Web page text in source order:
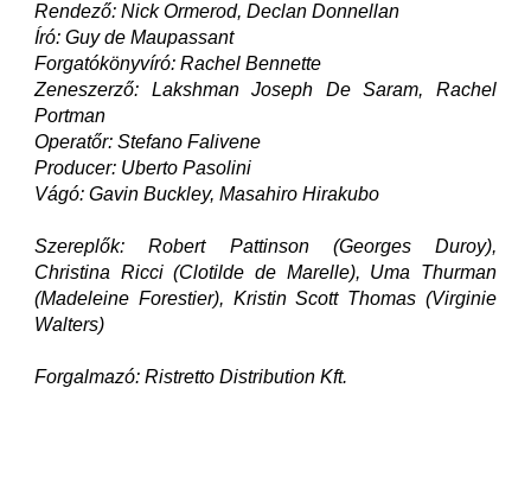
Rendező: Nick Ormerod, Declan Donnellan
Író: Guy de Maupassant
Forgatókönyvíró: Rachel Bennette
Zeneszerző: Lakshman Joseph De Saram, Rachel
Portman
Operatőr: Stefano Falivene
Producer: Uberto Pasolini
Vágó: Gavin Buckley, Masahiro Hirakubo
Szereplők: Robert Pattinson (Georges Duroy),
Christina Ricci (Clotilde de Marelle), Uma Thurman
(Madeleine Forestier), Kristin Scott Thomas (Virginie
Walters)
Forgalmazó: Ristretto Distribution Kft.